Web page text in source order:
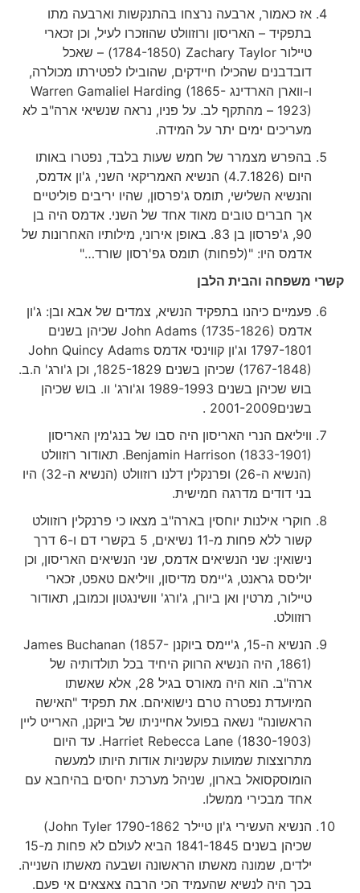
אז כאמור, ארבעה נרצחו בהתנקשות וארבעה מתו
בתפקיד – האריסון ורוזוולט שהוזכרו לעיל, וכן זכארי
טיילור Zachary Taylor‏ (1784-1850) – שאכל
דובדבנים שהכילו חיידקים, שהובילו לפטירתו מכולרה,
ו-ווארן הארדינג Warren Gamaliel Harding (1865-
1923) – מהתקף לב. על פניו, נראה שנשיאי ארה"ב לא
מעריכים ימים יתר על המידה.
בהפרש מצמרר של חמש שעות בלבד, נפטרו באותו
היום (4.7.1826) הנשיא האמריקאי השני, ג'ון אדמס,
והנשיא השלישי, תומס ג'פרסון, שהיו יריבים פוליטיים
אך חברים טובים מאוד אחד של השני. אדמס היה בן
90, ג'פרסון בן 83. באופן אירוני, מילותיו האחרונות של
אדמס היו: "(לפחות) תומס גפ'רסון שורד…"
קשרי משפחה והבית הלבן
פעמיים כיהנו בתפקיד הנשיא, צמדים של אבא ובן: ג'ון
אדמס John Adams (1735-1826) שכיהן בשנים
1797-1801 וג'ון קווינסי אדמסJohn Quincy Adams
(1767-1848) שכיהן בשנים 1825-1829, וכן ג'ורג' ה.ב.
בוש שכיהן בשנים 1989-1993 וג'ורג' וו. בוש שכיהן
בשנים2001-2009 .
וויליאם הנרי האריסון היה סבו של בנג'מין האריסון
Benjamin Harrison (1833-1901). תאודור רוזוולט
(הנשיא ה-26) ופרנקלין דלנו רוזוולט (הנשיא ה-32) היו
בני דודים מדרגה חמישית.
חוקרי אילנות יוחסין בארה"ב מצאו כי פרנקלין רוזוולט
קשור ללא פחות מ-11 נשיאים, 5 בקשרי דם ו-6 דרך
נישואין: שני הנשיאים אדמס, שני הנשיאים האריסון, וכן
יוליסס גראנט, ג'יימס מדיסון, וויליאם טאפט, זכארי
טיילור, מרטין ואן ביורן, ג'ורג' וושינגטון וכמובן, תאודור
רוזוולט.
הנשיא ה-15, ג'יימס ביוקנן James Buchanan (1857-
1861), היה הנשיא הרווק היחיד בכל תולדותיה של
ארה"ב. הוא היה מאורס בגיל 28, אלא שאשתו
המיועדת נפטרה טרם נישואיהם. את תפקיד "האישה
הראשונה" נשאה בפועל אחייניתו של ביוקנן, הארייט ליין
Harriet Rebecca Lane (1830-1903). עד היום
מתרוצצות שמועות עקשניות אודות היותו למעשה
הומוסקסואל בארון, שניהל מערכת יחסים בהיחבא עם
אחד מבכירי ממשלו.
הנשיא העשירי ג'ון טיילר John Tyler 1790-1862)
שכיהן בשנים 1841-1845 הביא לעולם לא פחות מ-15
ילדים, שמונה מאשתו הראשונה ושבעה מאשתו השנייה.
בכך היה לנשיא שהעמיד הכי הרבה צאצאים אי פעם.